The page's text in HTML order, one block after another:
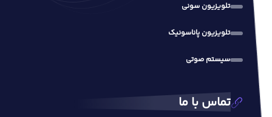
تلویزیون سونی
تلویزیون پاناسونیک
سیستم صوتی
تماس با ما